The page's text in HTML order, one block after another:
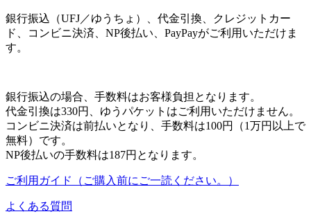
銀行振込（UFJ／ゆうちょ）、代金引換、クレジットカー
ド、コンビニ決済、NP後払い、PayPayがご利用いただけま
す。
銀行振込の場合、手数料はお客様負担となります。
代金引換は330円、ゆうパケットはご利用いただけません。
コンビニ決済は前払いとなり、手数料は100円（1万円以上で
無料）です。
NP後払いの手数料は187円となります。
ご利用ガイド（ご購入前にご一読ください。）
よくある質問